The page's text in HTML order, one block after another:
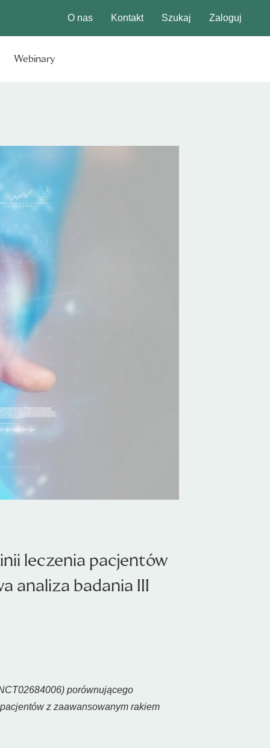
O nas Kontakt Szukaj Zaloguj
Webinary
leczenia pacjentów
analiza badania III
porównującego
z zaawansowanym rakiem